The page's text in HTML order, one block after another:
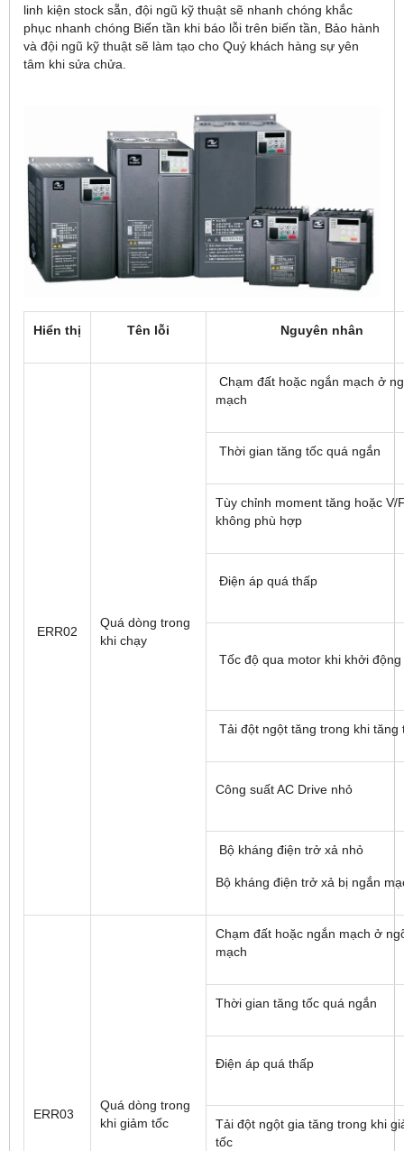
linh kiện stock sẵn, đội ngũ kỹ thuật sẽ nhanh chóng khắc
phục nhanh chóng Biến tần khi báo lỗi trên biến tần, Bảo hành
và đội ngũ kỹ thuật sẽ làm tạo cho Quý khách hàng sự yên
tâm khi sửa chửa.
Hiển thị Tên lỗi Nguyên nhân
ERR02
Quá dòng trong
khi chạy
Chạm đất hoặc ngắn mạch ở
mạch
Thời gian tăng tốc quá ngắn
Tùy chỉnh moment tăng hoặc V/
không phù hợp
Điện áp quá thấp
Tốc độ qua motor khi khởi động
Tải đột ngột tăng trong khi tăng
Công suất AC Drive nhỏ
Bộ kháng điện trở xả nhỏ
Bộ kháng điện trở xả bị ngắn
ERR03
Quá dòng trong
khi giảm tốc
Chạm đất hoặc ngắn mạch ở
mạch
Thời gian tăng tốc quá ngắn
Điện áp quá thấp
Tải đột ngột gia tăng trong khi
tốc